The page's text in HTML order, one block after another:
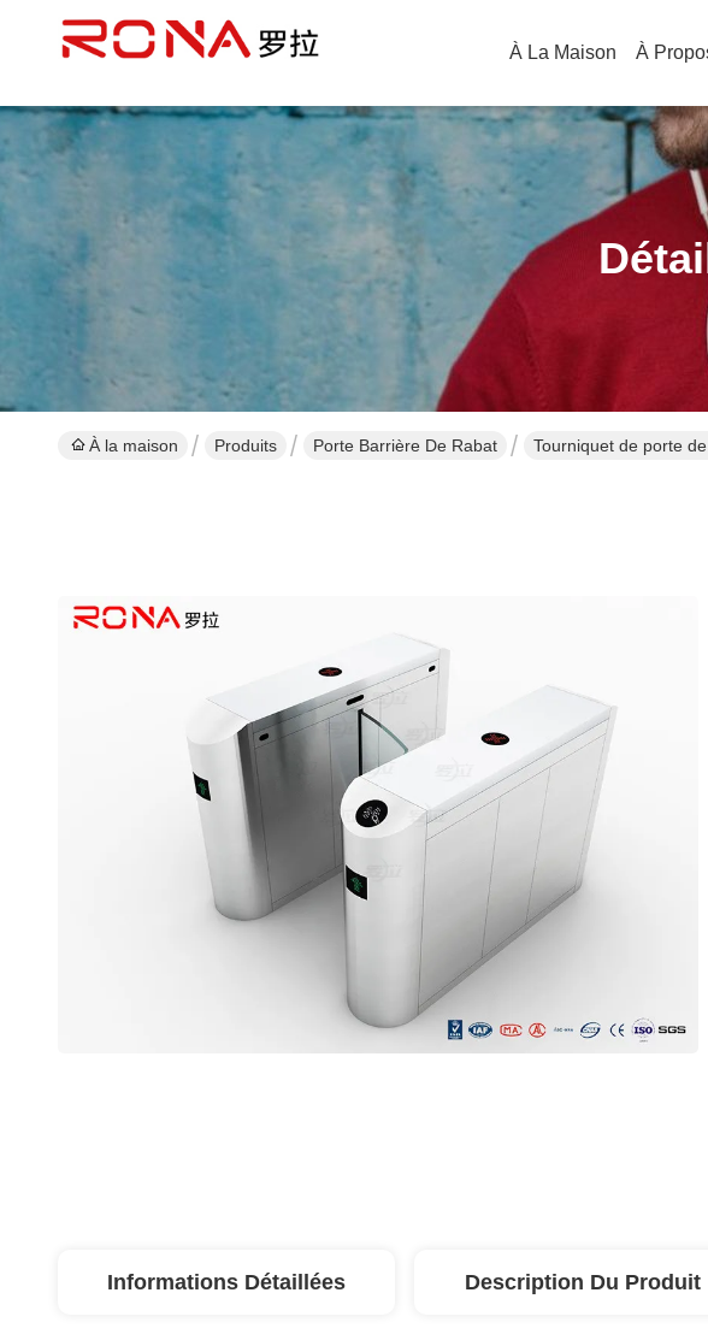
À La Maison À
À la maison Produits Porte Barrière De Rabat Tourniquet de porte
Informations Détaillées Description Du Produit